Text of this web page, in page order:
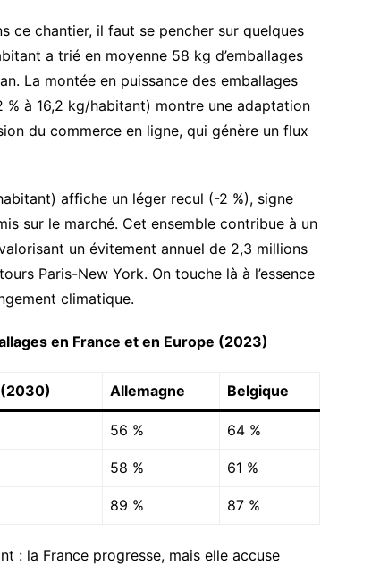
ce chantier, il faut se pencher sur quelques
a trié en moyenne 58 kg d’emballages
La montée en puissance des emballages
à 16,2 kg/habitant) montre une adaptation
du commerce en ligne, qui génère un flux
affiche un léger recul (-2 %), signe
sur le marché. Cet ensemble contribue à un
un évitement annuel de 2,3 millions
Paris-New York. On touche là à l’essence
climatique.
en France et en Europe (2023)
Allemagne Belgique
56 % 64 %
58 % 61 %
89 % 87 %
: la France progresse, mais elle accuse